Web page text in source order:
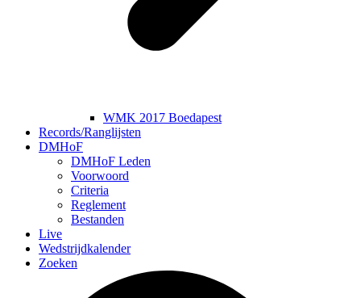
WMK 2017 Boedapest
Records/Ranglijsten
DMHoF
DMHoF Leden
Voorwoord
Criteria
Reglement
Bestanden
Live
Wedstrijdkalender
Zoeken